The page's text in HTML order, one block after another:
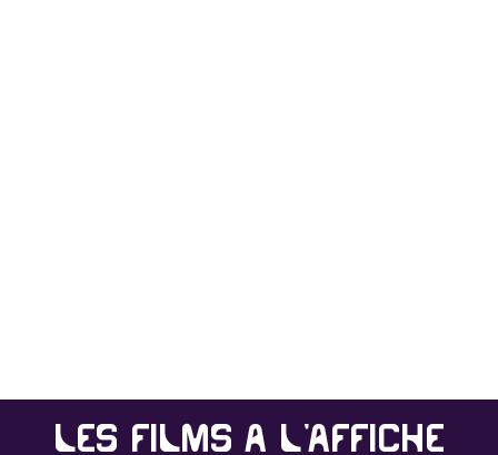
Les films à l'affiche